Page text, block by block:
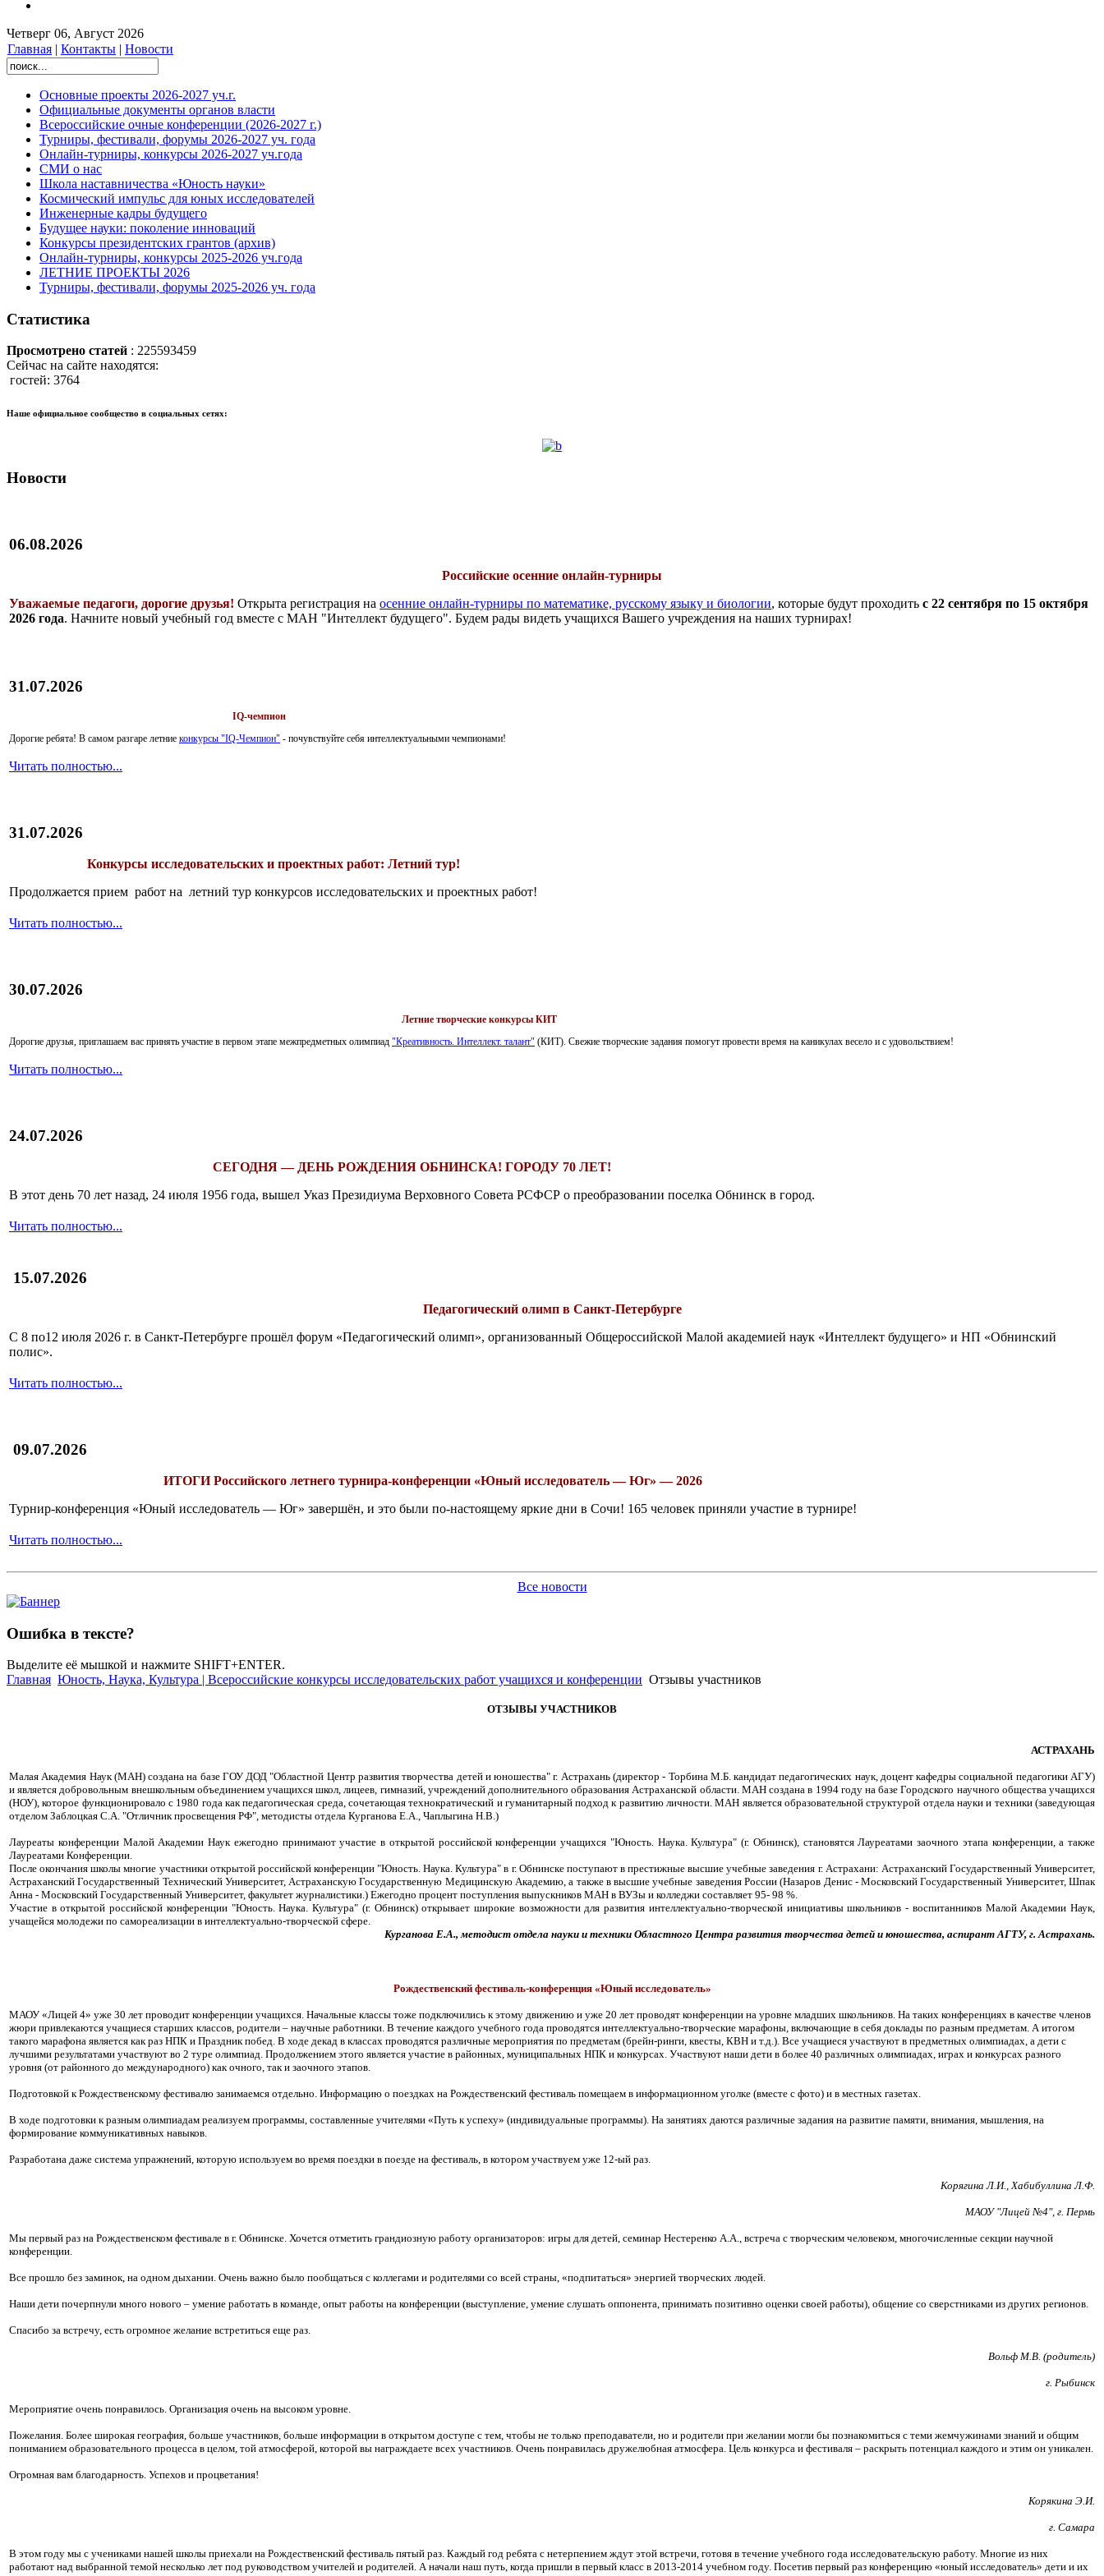
Четверг 06, Август 2026
Главная | Контакты | Новости
Основные проекты 2026-2027 уч.г.
Официальные документы органов власти
Всероссийские очные конференции (2026-2027 г.)
Турниры, фестивали, форумы 2026-2027 уч. года
Онлайн-турниры, конкурсы 2026-2027 уч.года
СМИ о нас
Школа наставничества «Юность науки»
Космический импульс для юных исследователей
Инженерные кадры будущего
Будущее науки: поколение инноваций
Конкурсы президентских грантов (архив)
Онлайн-турниры, конкурсы 2025-2026 уч.года
ЛЕТНИЕ ПРОЕКТЫ 2026
Турниры, фестивали, форумы 2025-2026 уч. года
Статистика
Просмотрено статей : 225593459
Сейчас на сайте находятся:
гостей: 3764
Наше официальное сообщество в социальных сетях:
Новости
06.08.2026
Российские осенние онлайн-турниры
Уважаемые педагоги, дорогие друзья! Открыта регистрация на осенние онлайн-турниры по математике, русскому языку и биологии, которые будут проходить с 22 сентября по 15 октября
2026 года. Начните новый учебный год вместе с МАН "Интеллект будущего". Будем рады видеть учащихся Вашего учреждения на наших турнирах!
31.07.2026
IQ-чемпион
Дорогие ребята! В самом разгаре летние конкурсы "IQ-Чемпион" - почувствуйте себя интеллектуальными чемпионами!
Читать полностью...
31.07.2026
Конкурсы исследовательских и проектных работ: Летний тур!
Продолжается прием работ на летний тур конкурсов исследовательских и проектных работ!
Читать полностью...
30.07.2026
Летние творческие конкурсы КИТ
Дорогие друзья, приглашаем вас принять участие в первом этапе межпредметных олимпиад "Креативность. Интеллект. талант" (КИТ). Свежие творческие задания помогут провести время на каникулах весело и с удовольствием!
Читать полностью...
24.07.2026
СЕГОДНЯ — ДЕНЬ РОЖДЕНИЯ ОБНИНСКА! ГОРОДУ 70 ЛЕТ!
В этот день 70 лет назад, 24 июля 1956 года, вышел Указ Президиума Верховного Совета РСФСР о преобразовании поселка Обнинск в город.
Читать полностью...
15.07.2026
Педагогический олимп в Санкт-Петербурге
С 8 по12 июля 2026 г. в Санкт-Петербурге прошёл форум «Педагогический олимп», организованный Общероссийской Малой академией наук «Интеллект будущего» и НП «Обнинский
полис».
Читать полностью...
09.07.2026
ИТОГИРоссийского летнего турнира-конференции «Юный исследователь — Юг» — 2026
Турнир-конференция «Юный исследователь — Юг» завершён, и это были по-настоящему яркие дни в Сочи! 165 человек приняли участие в турнире!
Читать полностью...
Все новости
Ошибка в тексте?
Выделите её мышкой и нажмите SHIFT+ENTER.
Главная Юность, Наука, Культура | Всероссийские конкурсы исследовательских работ учащихся и конференции Отзывы участников
ОТЗЫВЫ УЧАСТНИКОВ
АСТРАХАНЬ
Малая Академия Наук (МАН) создана на базе ГОУ ДОД "Областной Центр развития творчества детей и юношества" г. Астрахань (директор - Торбина М.Б. кандидат педагогических наук, доцент кафедры социальной педагогики АГУ)
и является добровольным внешкольным объединением учащихся школ, лицеев, гимназий, учреждений дополнительного образования Астраханской области. МАН создана в 1994 году на базе Городского научного общества учащихся
(НОУ), которое функционировало с 1980 года как педагогическая среда, сочетающая технократический и гуманитарный подход к развитию личности. МАН является образовательной структурой отдела науки и техники (заведующая
отделом Заблоцкая С.А. "Отличник просвещения РФ", методисты отдела Курганова Е.А., Чаплыгина Н.В.)
Лауреаты конференции Малой Академии Наук ежегодно принимают участие в открытой российской конференции учащихся "Юность. Наука. Культура" (г. Обнинск), становятся Лауреатами заочного этапа конференции, а также
Лауреатами Конференции.
После окончания школы многие участники открытой российской конференции "Юность. Наука. Культура" в г. Обнинске поступают в престижные высшие учебные заведения г. Астрахани: Астраханский Государственный Университет,
Астраханский Государственный Технический Университет, Астраханскую Государственную Медицинскую Академию, а также в высшие учебные заведения России (Назаров Денис - Московский Государственный Университет, Шпак
Анна - Московский Государственный Университет, факультет журналистики.) Ежегодно процент поступления выпускников МАН в ВУЗы и колледжи составляет 95- 98 %.
Участие в открытой российской конференции "Юность. Наука. Культура" (г. Обнинск) открывает широкие возможности для развития интеллектуально-творческой инициативы школьников - воспитанников Малой Академии Наук,
учащейся молодежи по самореализации в интеллектуально-творческой сфере.
Курганова Е.А., методист отдела науки и техники Областного Центра развития творчества детей и юношества, аспирант АГТУ, г. Астрахань.
Рождественский фестиваль-конференция «Юный исследователь»
МАОУ «Лицей 4» уже 30 лет проводит конференции учащихся. Начальные классы тоже подключились к этому движению и уже 20 лет проводят конференции на уровне младших школьников. На таких конференциях в качестве членов
жюри привлекаются учащиеся старших классов, родители – научные работники. В течение каждого учебного года проводятся интеллектуально-творческие марафоны, включающие в себя доклады по разным предметам. А итогом
такого марафона является как раз НПК и Праздник побед. В ходе декад в классах проводятся различные мероприятия по предметам (брейн-ринги, квесты, КВН и т.д.). Все учащиеся участвуют в предметных олимпиадах, а дети с
лучшими результатами участвуют во 2 туре олимпиад. Продолжением этого является участие в районных, муниципальных НПК и конкурсах. Участвуют наши дети в более 40 различных олимпиадах, играх и конкурсах разного
уровня (от районного до международного) как очного, так и заочного этапов.
Подготовкой к Рождественскому фестивалю занимаемся отдельно. Информацию о поездках на Рождественский фестиваль помещаем в информационном уголке (вместе с фото) и в местных газетах.
В ходе подготовки к разным олимпиадам реализуем программы, составленные учителями «Путь к успеху» (индивидуальные программы). На занятиях даются различные задания на развитие памяти, внимания, мышления, на
формирование коммуникативных навыков.
Разработана даже система упражнений, которую используем во время поездки в поезде на фестиваль, в котором участвуем уже 12-ый раз.
Корягина Л.И., Хабибуллина Л.Ф.
МАОУ "Лицей №4", г. Пермь
Мы первый раз на Рождественском фестивале в г. Обнинске. Хочется отметить грандиозную работу организаторов: игры для детей, семинар Нестеренко А.А., встреча с творческим человеком, многочисленные секции научной
конференции.
Все прошло без заминок, на одном дыхании. Очень важно было пообщаться с коллегами и родителями со всей страны, «подпитаться» энергией творческих людей.
Наши дети почерпнули много нового – умение работать в команде, опыт работы на конференции (выступление, умение слушать оппонента, принимать позитивно оценки своей работы), общение со сверстниками из других регионов.
Спасибо за встречу, есть огромное желание встретиться еще раз.
Вольф М.В. (родитель)
г. Рыбинск
Мероприятие очень понравилось. Организация очень на высоком уровне.
Пожелания. Более широкая география, больше участников, больше информации в открытом доступе с тем, чтобы не только преподаватели, но и родители при желании могли бы познакомиться с теми жемчужинами знаний и общим
пониманием образовательного процесса в целом, той атмосферой, которой вы награждаете всех участников. Очень понравилась дружелюбная атмосфера. Цель конкурса и фестиваля – раскрыть потенциал каждого и этим он уникален.
Огромная вам благодарность. Успехов и процветания!
Корякина Э.И.
г. Самара
В этом году мы с учениками нашей школы приехали на Рождественский фестиваль пятый раз. Каждый год ребята с нетерпением ждут этой встречи, готовя в течение учебного года исследовательскую работу. Многие из них
работают над выбранной темой несколько лет под руководством учителей и родителей. А начали наш путь, когда пришли в первый класс в 2013-2014 учебном году. Посетив первый раз конференцию «юный исследователь» дети и их